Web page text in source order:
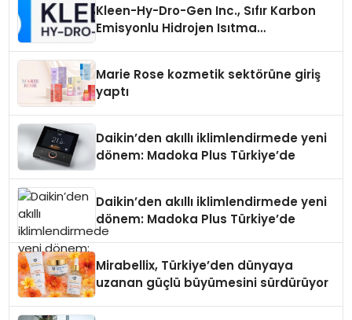
Kleen-Hy-Dro-Gen Inc., Sıfır Karbon
Emisyonlu Hidrojen Isıtma
Marie Rose kozmetik sektörüne giriş
yaptı
Daikin’den akıllı iklimlendirmede yeni
dönem: Madoka Plus Türkiye’de
Daikin’den akıllı iklimlendirmede yeni
dönem: Madoka Plus Türkiye’de
Mirabellix, Türkiye’den dünyaya
uzanan güçlü büyümesini sürdürüyor